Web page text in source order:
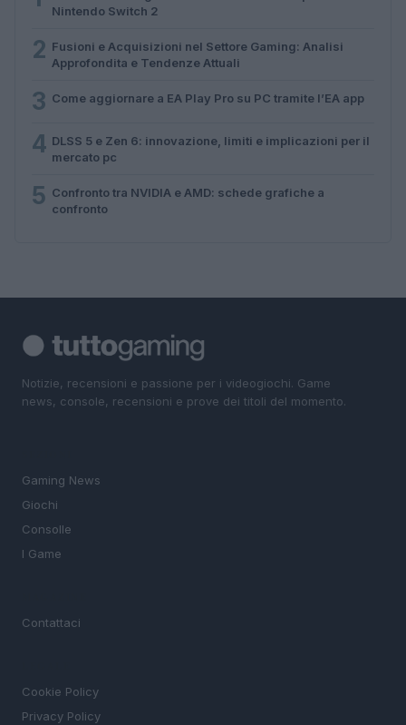
Nintendo Switch 2
2 Fusioni e Acquisizioni nel Settore Gaming: Analisi
Approfondita e Tendenze Attuali
3 Come aggiornare a EA Play Pro su PC tramite l’EA app
4 DLSS 5 e Zen 6: innovazione, limiti e implicazioni per il
mercato pc
5 Confronto tra NVIDIA e AMD: schede grafiche a
confronto
Notizie, recensioni e passione per i videogiochi. Game
news, console, recensioni e prove dei titoli del momento.
Gaming News
Giochi
Consolle
I Game
Contattaci
Cookie Policy
Privacy Policy